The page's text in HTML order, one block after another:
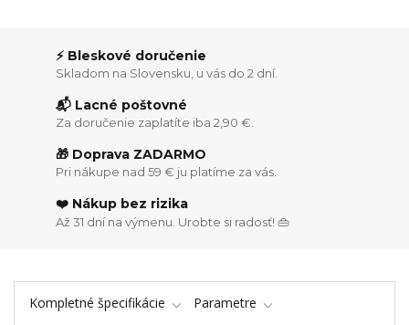
⚡ Bleskové doručenie
Skladom na Slovensku, u vás do 2 dní.
📬 Lacné poštovné
Za doručenie zaplatíte iba 2,90 €.
🎁 Doprava ZADARMO
Pri nákupe nad 59 € ju platíme za vás.
❤️ Nákup bez rizika
Až 31 dní na výmenu. Urobte si radosť! 👜
Kompletné špecifikácie
Parametre